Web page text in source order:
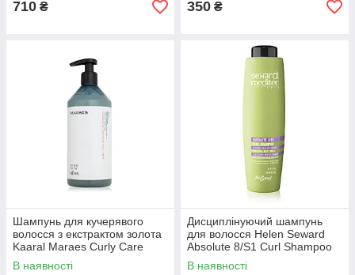
710 ₴ 350 ₴
Шампунь для кучерявого
волосся з екстрактом золота
Kaaral Maraes Curly Care
Shampoo 500 мл
В наявності
Дисциплінуючий шампунь
для волосся Helen Seward
Absolute 8/S1 Curl Shampoo
1000 мл
В наявності